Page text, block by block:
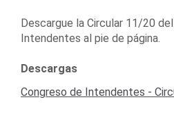
Descargue la Circular 11/20
Intendentes al pie de página.
Descargas
Congreso de Intendentes -